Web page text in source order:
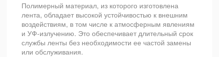
Полимерный материал, из которого изготовлена
лента, обладает высокой устойчивостью к внешним
воздействиям, в том числе к атмосферным явлениям
и УФ-излучению. Это обеспечивает длительный срок
службы ленты без необходимости ее частой замены
или обслуживания.